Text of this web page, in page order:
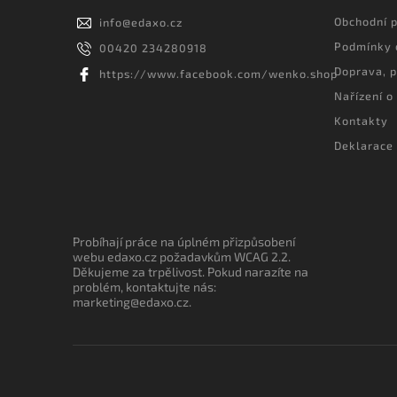
info@edaxo.cz
00420 234280918
https://www.facebook.com/wenko.shop
Obchodní
Podmínky
Doprava,
Nařízení
Kontakty
Probíhají práce na úplném přizpůsobení
webu edaxo.cz požadavkům WCAG 2.2.
Děkujeme za trpělivost. Pokud narazíte na
problém, kontaktujte nás:
marketing@edaxo.cz.